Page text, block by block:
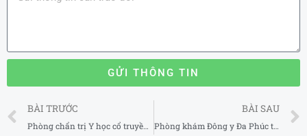
GỬI THÔNG TIN
Prev
BÀI TRƯỚC
Phòng chẩn trị Y học cổ truyền Kim Anh tại Hà Nội
BÀI SAU
Phòng khám Đông y Đa Phúc tại Hà Nội 2025-2026